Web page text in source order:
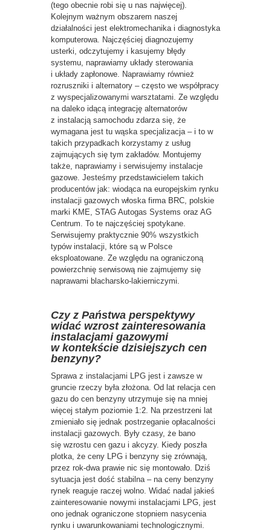
(tego obecnie robi się u nas najwięcej).
Kolejnym ważnym obszarem naszej
działalności jest elektromechanika i diagnostyka
komputerowa. Najczęściej diagnozujemy
usterki, odczytujemy i kasujemy błędy
systemu, naprawiamy układy sterowania
i układy zapłonowe. Naprawiamy również
rozruszniki i alternatory – często we współpracy
z wyspecjalizowanymi warsztatami. Ze względu
na daleko idącą integrację alternatorów
z instalacją samochodu zdarza się, że
wymagana jest tu wąska specjalizacja – i to w
takich przypadkach korzystamy z usług
zajmujących się tym zakładów. Montujemy
także, naprawiamy i serwisujemy instalacje
gazowe. Jesteśmy przedstawicielem takich
producentów jak: wiodąca na europejskim rynku
instalacji gazowych włoska firma BRC, polskie
marki KME, STAG Autogas Systems oraz AG
Centrum. To te najczęściej spotykane.
Serwisujemy praktycznie 90% wszystkich
typów instalacji, które są w Polsce
eksploatowane. Ze względu na ograniczoną
powierzchnię serwisową nie zajmujemy się
naprawami blacharsko-lakierniczymi.
Czy z Państwa perspektywy
widać wzrost zainteresowania
instalacjami gazowymi
w kontekście dzisiejszych cen
benzyny?
Sprawa z instalacjami LPG jest i zawsze w
gruncie rzeczy była złożona. Od lat relacja cen
gazu do cen benzyny utrzymuje się na mniej
więcej stałym poziomie 1:2. Na przestrzeni lat
zmieniało się jednak postrzeganie opłacalności
instalacji gazowych. Były czasy, że bano
się wzrostu cen gazu i akcyzy. Kiedy poszła
plotka, że ceny LPG i benzyny się zrównają,
przez rok-dwa prawie nic się montowało. Dziś
sytuacja jest dość stabilna – na ceny benzyny
rynek reaguje raczej wolno. Widać nadal jakieś
zainteresowanie nowymi instalacjami LPG, jest
ono jednak ograniczone stopniem nasycenia
rynku i uwarunkowaniami technologicznymi.